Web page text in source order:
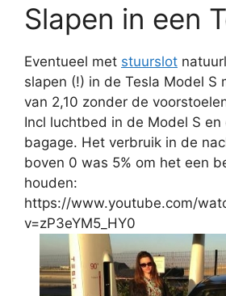
Slapen in een
Eventueel met stuurslot
slapen (!) in de Tesla Model S
van 2,10 zonder de
Incl luchtbed in de Model S en
bagage. Het verbruik in de
boven 0 was 5% om het een
houden:
https://www.youtube.com/
v=zP3eYM5_HY0